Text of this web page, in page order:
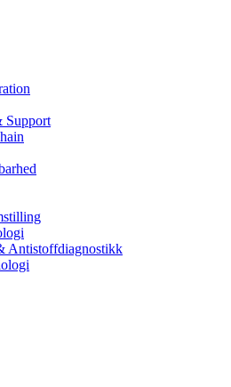
Support
Antistoffdiagnostikk